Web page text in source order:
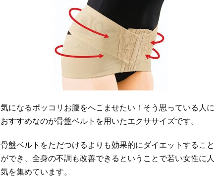
気になるポッコリお腹をへこませたい！そう思っている人に
おすすめなのが骨盤ベルトを用いたエクササイズです。
骨盤ベルトをただつけるよりも効果的にダイエットすること
ができ、全身の不調も改善できるということで若い女性に人
気を集めています。